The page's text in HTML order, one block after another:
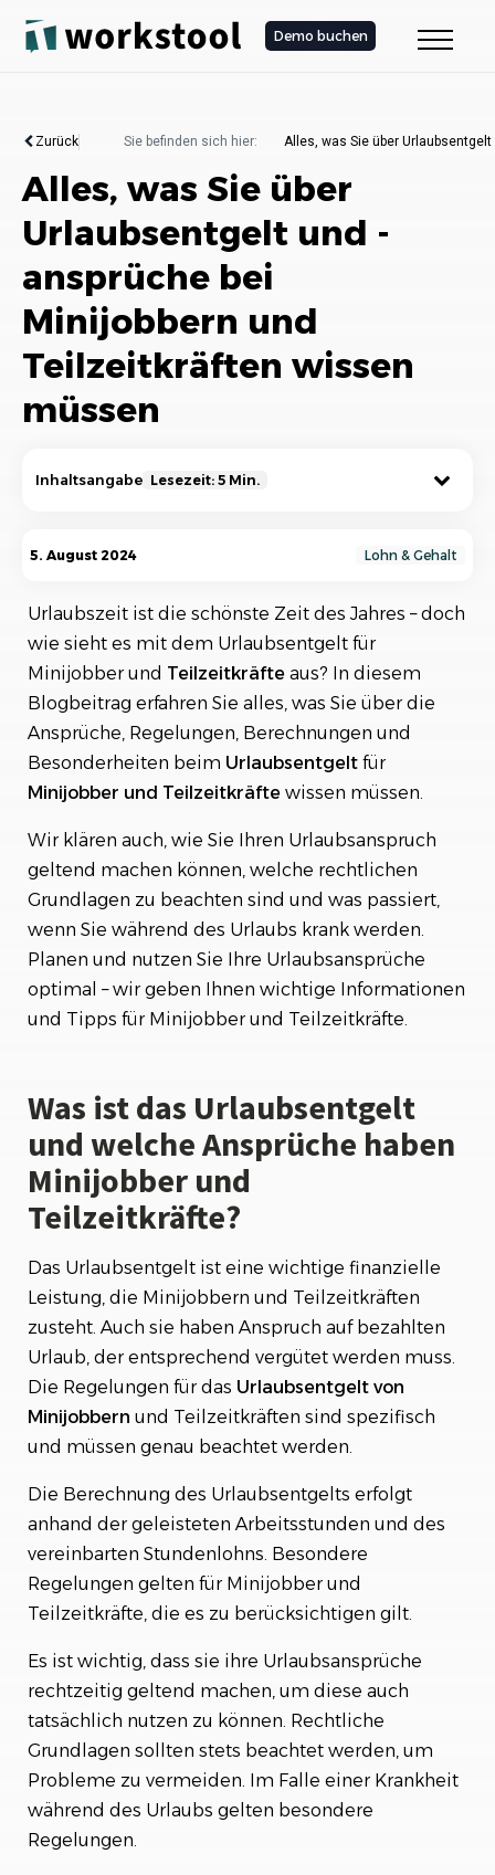
Demo buchen
Zurück Sie befinden sich hier: Alles, was Sie über
Alles, was Sie über
Urlaubsentgelt und -
ansprüche bei
Minijobbern und
Teilzeitkräften wissen
müssen
Inhaltsangabe Lesezeit: 5 Min.
Was ist das Urlaubsentgelt und welche
Ansprüche haben Minijobber und Teilzeitkräfte?
2. Welche Regelungen gelten für das
Urlaubsentgelt von Minijobbern und
Teilzeitkräften?
Wie wird das Urlaubsentgelt bei Minijobbern
und Teilzeitkräften berechnet?
Welche Besonderheiten gibt es beim
Urlaubsentgelt für Minijobber und
Welche Möglichkeiten haben Minijobber und
Teilzeitkräfte, ihren Urlaubsanspruch geltend
zu machen?
Welche rechtlichen Grundlagen sollten
Minijobber und Teilzeitkräfte beim Thema
Urlaubsentgelt beachten?
werden?
Wie können Minijobber und Teilzeitkräfte ihre
Urlaubsansprüche am besten planen und
nutzen?
5. August 2024 Lohn & Gehalt
Urlaubszeit ist die schönste Zeit des Jahres – doch
wie sieht es mit dem Urlaubsentgelt für
Minijobber und Teilzeitkräfte aus? In diesem
Blogbeitrag erfahren Sie alles, was Sie über die
Ansprüche, Regelungen, Berechnungen und
Besonderheiten beim Urlaubsentgelt für
Minijobber und Teilzeitkräfte wissen müssen.
Wir klären auch, wie Sie Ihren Urlaubsanspruch
geltend machen können, welche rechtlichen
Grundlagen zu beachten sind und was passiert,
wenn Sie während des Urlaubs krank werden.
Planen und nutzen Sie Ihre Urlaubsansprüche
optimal – wir geben Ihnen wichtige Informationen
und Tipps für Minijobber und Teilzeitkräfte.
Was ist das Urlaubsentgelt
und welche Ansprüche haben
Minijobber und
Teilzeitkräfte?
Das Urlaubsentgelt ist eine wichtige finanzielle
Leistung, die Minijobbern und Teilzeitkräften
zusteht. Auch sie haben Anspruch auf bezahlten
Urlaub, der entsprechend vergütet werden muss.
Die Regelungen für das Urlaubsentgelt von
Minijobbern und Teilzeitkräften sind spezifisch
und müssen genau beachtet werden.
Die Berechnung des Urlaubsentgelts erfolgt
anhand der geleisteten Arbeitsstunden und des
vereinbarten Stundenlohns. Besondere
Regelungen gelten für Minijobber und
Teilzeitkräfte, die es zu berücksichtigen gilt.
Es ist wichtig, dass sie ihre Urlaubsansprüche
rechtzeitig geltend machen, um diese auch
tatsächlich nutzen zu können. Rechtliche
Grundlagen sollten stets beachtet werden, um
Probleme zu vermeiden. Im Falle einer Krankheit
während des Urlaubs gelten besondere
Regelungen.